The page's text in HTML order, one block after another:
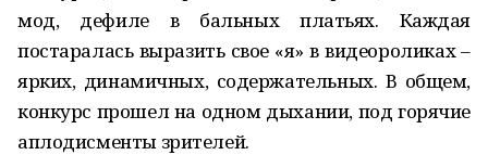
мод, дефиле в бальных платьях. Каждая
постаралась выразить свое «я» в видеороликах –
ярких, динамичных, содержательных. В общем,
конкурс прошел на одном дыхании, под горячие
аплодисменты зрителей.